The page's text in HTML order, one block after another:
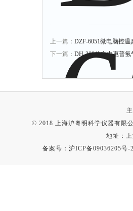
上一篇： DZF-6051微电脑控
下一篇： DH-300北京中惠普
© 2018 上海沪粤明科学仪器有限
地址：
备案号：沪ICP备09036205号-